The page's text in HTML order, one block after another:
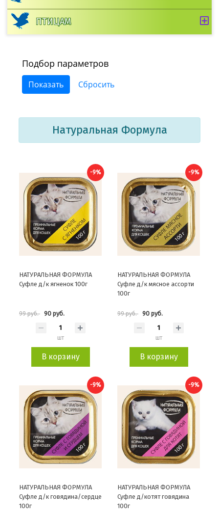
ПТИЦАМ
Подбор параметров
Натуральная Формула
-9%
НАТУРАЛЬНАЯ ФОРМУЛА
Суфле д/к ягненок 100г
99 руб. 90 руб.
шт
В корзину
-9%
НАТУРАЛЬНАЯ ФОРМУЛА
Суфле д/к мясное ассорти
100г
99 руб. 90 руб.
шт
В корзину
-9%
НАТУРАЛЬНАЯ ФОРМУЛА
Суфле д/к говядина/сердце
100г
-9%
НАТУРАЛЬНАЯ ФОРМУЛА
Суфле д/котят говядина
100г